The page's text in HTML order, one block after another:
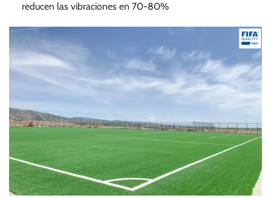
reducen las vibraciones en 70-80%